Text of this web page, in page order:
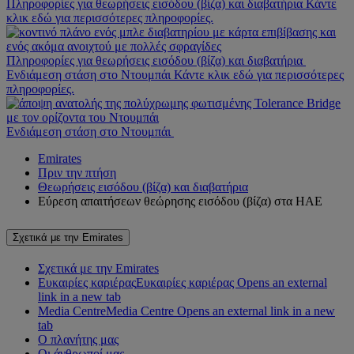
Πληροφορίες για θεωρήσεις εισόδου (βίζα) και διαβατήρια Κάντε
κλικ εδώ για περισσότερες πληροφορίες.
Πληροφορίες για θεωρήσεις εισόδου (βίζα) και διαβατήρια
Ενδιάμεση στάση στο Ντουμπάι Κάντε κλικ εδώ για περισσότερες
πληροφορίες.
Ενδιάμεση στάση στο Ντουμπάι
Emirates
Πριν την πτήση
Θεωρήσεις εισόδου (βίζα) και διαβατήρια
Εύρεση απαιτήσεων θεώρησης εισόδου (βίζα) στα ΗΑΕ
Σχετικά με την Emirates
Σχετικά με την Emirates
Ευκαιρίες καριέραςΕυκαιρίες καριέρας Opens an external
link in a new tab
Media CentreMedia Centre Opens an external link in a new
tab
Ο πλανήτης μας